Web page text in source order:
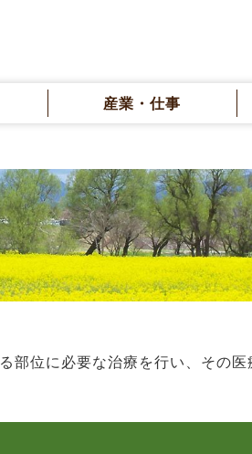
産業・仕事
部位に必要な治療を行い、その